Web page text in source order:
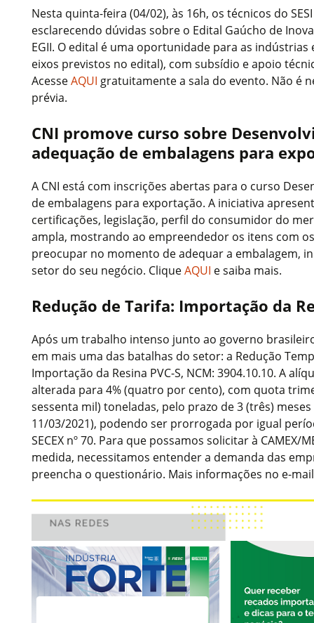
Nesta quinta-feira (04/02), às 16h, os técnicos do
esclarecendo dúvidas sobre o Edital Gaúcho de
EGII. O edital é uma oportunidade para as
eixos previstos no edital), com subsídio e apoio
AcesseAQUI gratuitamente a sala do evento. Não é
prévia.
CNI promove curso sobre
adequação de embalagens para
A CNI está com inscrições abertas para o curso
de embalagens para exportação. A iniciativa
certificações, legislação, perfil do consumidor do
ampla, mostrando ao empreendedor os itens com
preocupar no momento de adequar a embalagem,
setor do seu negócio. CliqueAQUI e saiba mais.
Redução de Tarifa: Importação da
Após um trabalho intenso junto ao governo
em mais uma das batalhas do setor: a Redução
Importação da Resina PVC-S, NCM: 3904.10.10. A
alterada para 4% (quatro por cento), com quota
sessenta mil) toneladas, pelo prazo de 3 (três)
11/03/2021), podendo ser prorrogada por igual
SECEX nº 70. Para que possamos solicitar à CAMEX/
medida, necessitamos entender a demanda das
preencha o questionário. Mais informações no e-